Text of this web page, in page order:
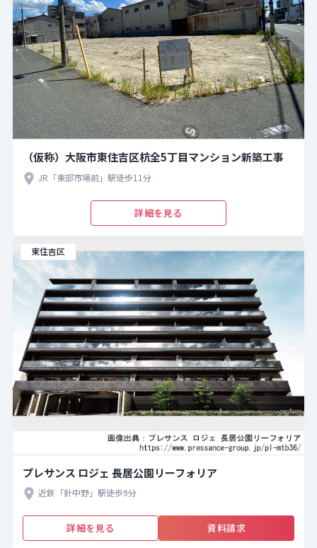
（仮称）大阪市東住吉区杭全5丁目マンション新築工事
JR「東部市場前」駅徒歩11分
詳細を見る
東住吉区
プレサンス ロジェ 長居公園リーフォリア
近鉄「針中野」駅徒歩9分
詳細を見る 資料請求